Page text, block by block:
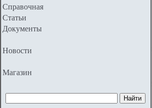
Справочная
Статьи
Документы
Новости
Магазин